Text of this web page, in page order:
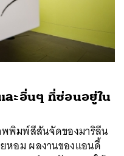
ละอื่นๆ ที่ซ่อนอยู่ใน
พิมพ์สีสันจัดของมาริลีน
หอม ผลงานของแอนดี้